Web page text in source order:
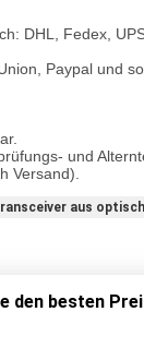
DHL, Fedex,
Paypal und
und
Versand).
aus
den besten